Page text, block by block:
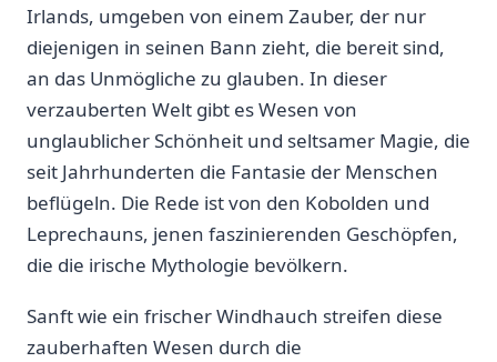
Irlands, umgeben von einem Zauber, der nur
diejenigen in seinen ‍Bann zieht, die ⁢bereit sind,
an ⁣das Unmögliche zu glauben. In dieser
verzauberten ⁤Welt gibt es Wesen von⁤
unglaublicher Schönheit‌ und seltsamer Magie, die
⁢seit Jahrhunderten die‍ Fantasie der Menschen
beflügeln. Die Rede ist von ⁢den Kobolden und
Leprechauns, jenen faszinierenden Geschöpfen,
die die irische Mythologie bevölkern.
Sanft wie ein‍ frischer Windhauch streifen⁤ diese⁢
zauberhaften ​Wesen ⁢durch⁢ die